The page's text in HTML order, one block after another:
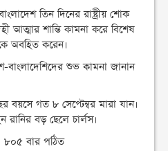
তিন দিনের রাষ্ট্রীয় শোক
আত্মার শান্তি কামনা করে বিশেষ
অবহিত করেন।
বাংলাদেশিদের শুভ কামনা জানান
বয়সে গত ৮ সেপ্টেম্বর মারা যান।
বড় ছেলে চার্লস।
বার পঠিত